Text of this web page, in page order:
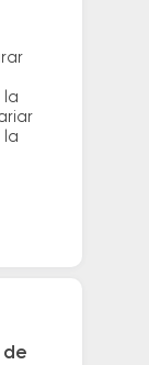
la
la
de